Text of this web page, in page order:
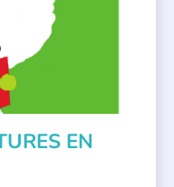
EN